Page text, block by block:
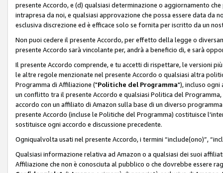
presente Accordo, e (d) qualsiasi determinazione o aggiornamento
intrapresa da noi, e qualsiasi approvazione che possa essere data
esclusiva discrezione ed è efficace solo se fornita per iscritto da un
Non puoi cedere il presente Accordo, per effetto della legge o
presente Accordo sarà vincolante per, andrà a beneficio di, e sarà
Il presente Accordo comprende, e tu accetti di rispettare, le versioni
le altre regole menzionate nel presente Accordo o qualsiasi altra
Programma di Affiliazione ("Politiche del Programma"), incluso
un conflitto tra il presente Accordo e qualsiasi Politica del
accordo con un affiliato di Amazon sulla base di un diverso
presente Accordo (incluse le Politiche del Programma) costituisce
sostituisce ogni accordo e discussione precedente.
Ogniqualvolta usati nel presente Accordo, i termini “include(ono)”,
Qualsiasi informazione relativa ad Amazon o a qualsiasi dei suoi
Affiliazione che non è conosciuta al pubblico o che dovrebbe essere